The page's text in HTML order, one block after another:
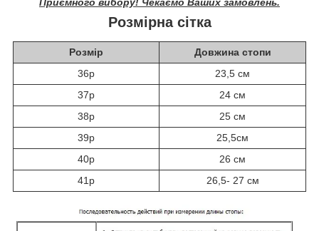
Приємного вибору! Чекаємо Ваших замовлень.
Розмірна сітка
Розмір
Довжина стопи
36р
23,5 см
37р
24 см
38р
25 см
39р
25,5см
40р
26 см
41р
26,5- 27 см